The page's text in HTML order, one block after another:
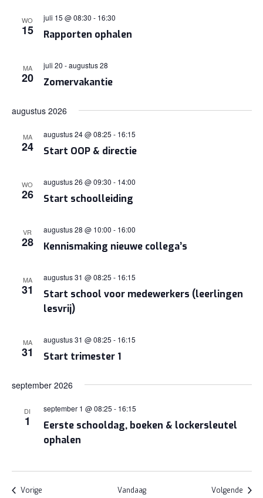
WO
15 Rapporten ophalen
juli 15 @ 08:30 - 16:30
MA
20 Zomervakantie
juli 20 -augustus 28
augustus 2026
MA
24 Start OOP & directie
augustus 24 @ 08:25 - 16:15
WO
26 Start schoolleiding
augustus 26 @ 09:30 - 14:00
VR
28 Kennismaking nieuwe collega’s
augustus 28 @ 10:00 - 16:00
MA
31
Start school voor medewerkers (leerlingen
lesvrij)
augustus 31 @ 08:25 - 16:15
MA
31 Start trimester 1
augustus 31 @ 08:25 - 16:15
september 2026
DI
1
Eerste schooldag, boeken & lockersleutel
ophalen
september 1 @ 08:25 - 16:15
VorigeEvenementen Vandaag Volgende